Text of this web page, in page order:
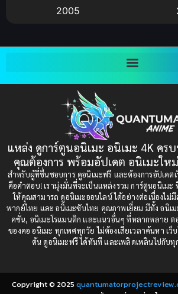
Bitch (ผู้หญิงร่าน)
Bondage (ทาส)(1)
(1)
Censored (เซ็นเซอร์)(19)
Comedy (ตลก)(85)
Comedy (ตลก)(235)
Comic Book การ์ตูน(1)
Coming-of-Age ก้าวผ่านวัย(6)
2005
1997
1993
1991
1989
1987
1984
1982
1980
แหล่ง ดูการ์ตูนอนิเมะ อนิเมะ 4K คร
คุณต้องการ พร้อมอัปเดต อนิเมะให
สำหรับผู้ที่ชื่นชอบการ ดูอนิเมะฟรี และต้องการอัปเดต
คือคำตอบ! เรามุ่งมั่นที่จะเป็นแหล่งรวม การ์ตูนอนิเม
ให้คุณสามารถ ดูอนิเมะออนไลน์ ได้อย่างต่อเนื่องไม่
พากย์ไทย และ อนิเมะซับไทย คุณภาพเยี่ยม มีทั้ง อนิเ
คชั่น, อนิเมะโรแมนติก และแนวอื่นๆ ที่หลากหลาย ต
ของคอ อนิเมะ ทุกเพศทุกวัย ไม่ต้องเสียเวลาค้นหา เว็
ต้น ดูอนิเมะฟรี ได้ทันที และเพลิดเพลินไปกับ
Copyright © 2025